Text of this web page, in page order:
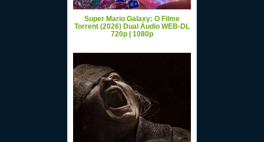
Super Mario Galaxy: O Filme
Torrent (2026) Dual Áudio WEB-DL
720p | 1080p